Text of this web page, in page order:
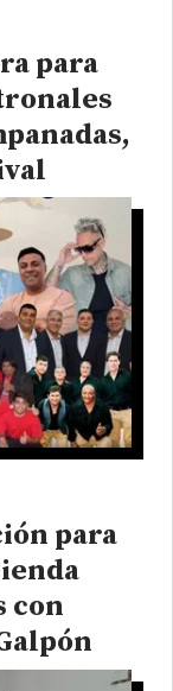
para
para
con